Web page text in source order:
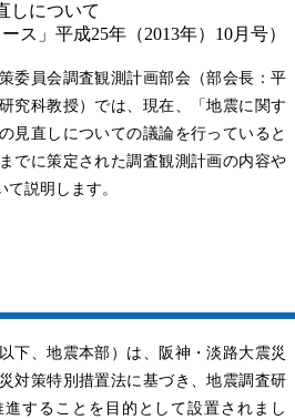
しについて
ス」平成25年（2013年）10月号）
委員会調査観測計画部会（部会長：平
究科教授）では、現在、「地震に関す
見直しについての議論を行っていると
でに策定された調査観測計画の内容や
説明します。
下、地震本部）は、阪神・淡路大震災
対策特別措置法に基づき、地震調査研
することを目的として設置されまし